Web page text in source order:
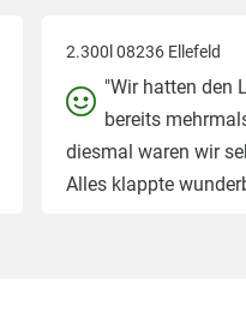
2.300l 08236 Ellefeld
"Wir hatten den
bereits
diesmal waren wir
Alles klappte